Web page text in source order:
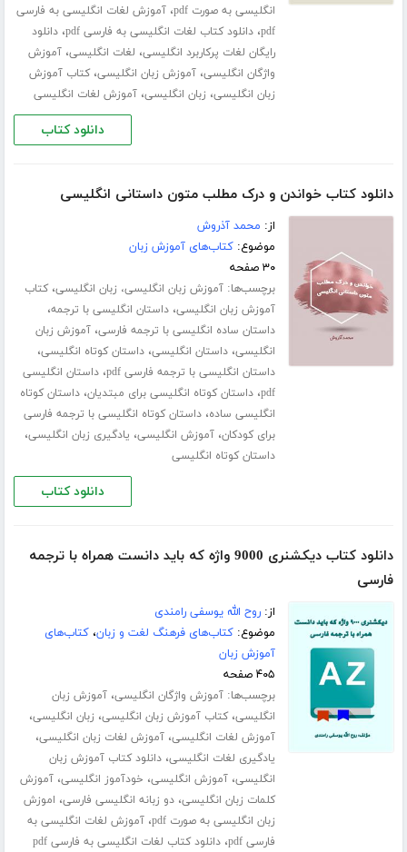
انگلیسی به صورت pdf
،آموزش لغات انگلیسی به فارسی
pdf،دانلود کتاب لغات انگلیسی به فارسی pdf ،دانلود
رایگان لغات پرکاربرد انگلیسی، لغات انگلیسی،آموزش
واژگان انگلیسی،آموزش زبان انگلیسی،کتاب آموزش
زبان انگلیسی، زبان انگلیسی،آموزش لغات انگلیسی
دانلود کتاب
دانلود کتاب خواندن و درک مطلب متون داستانی انگلیسی
از: محمد آذروش
موضوع:کتاب‌های آموزش زبان
۳۰ صفحه
برچسب‌ها:آموزش زبان انگلیسی، زبان انگلیسی،کتاب
آموزش زبان انگلیسی،داستان انگلیسی با ترجمه،
داستان ساده انگلیسی با ترجمه فارسی،آموزش زبان
انگلیسی،داستان انگلیسی،داستان کوتاه انگلیسی،
داستان انگلیسی با ترجمه فارسی pdf ،داستان انگلیسی
pdf،داستان کوتاه انگلیسی برای مبتدیان،داستان کوتاه
انگلیسی ساده،داستان کوتاه انگلیسی با ترجمه فارسی
برای کودکان،آموزش انگلیسی، یادگیری زبان انگلیسی،
داستان کوتاه انگلیسی
دانلود کتاب
دانلود کتاب دیکشنری 9000 واژه که باید دانست همراه با ترجمه
فارسی
از:روح الله یوسفی رامندی
موضوع:کتاب‌های فرهنگ لغت و زبان،کتاب‌های
آموزش زبان
۴۰۵ صفحه
برچسب‌ها:آموزش واژگان انگلیسی،آموزش زبان
انگلیسی،کتاب آموزش زبان انگلیسی، زبان انگلیسی،
آموزش لغات انگلیسی،آموزش لغات زبان انگلیسی،
یادگیری لغات انگلیسی،دانلود کتاب آموزش زبان
انگلیسی،آموزش انگلیسی، خودآموز انگلیسی،آموزش
کلمات زبان انگلیسی،دو زبانه انگلیسی فارسی، اموزش
زبان انگلیسی به صورت pdf
،آموزش لغات انگلیسی به
فارسی pdf
،دانلود کتاب لغات انگلیسی به فارسی pdf